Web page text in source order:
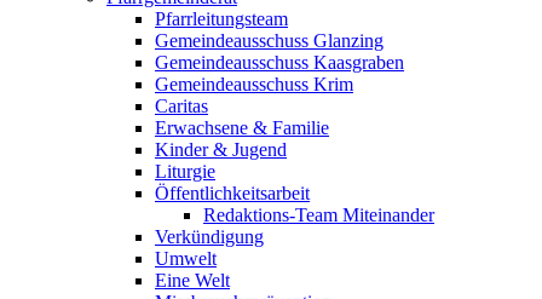
Pfarrleitungsteam
Gemeindeausschuss Glanzing
Gemeindeausschuss Kaasgraben
Gemeindeausschuss Krim
Caritas
Erwachsene & Familie
Kinder & Jugend
Liturgie
Öffentlichkeitsarbeit
Redaktions-Team Miteinander
Verkündigung
Umwelt
Eine Welt